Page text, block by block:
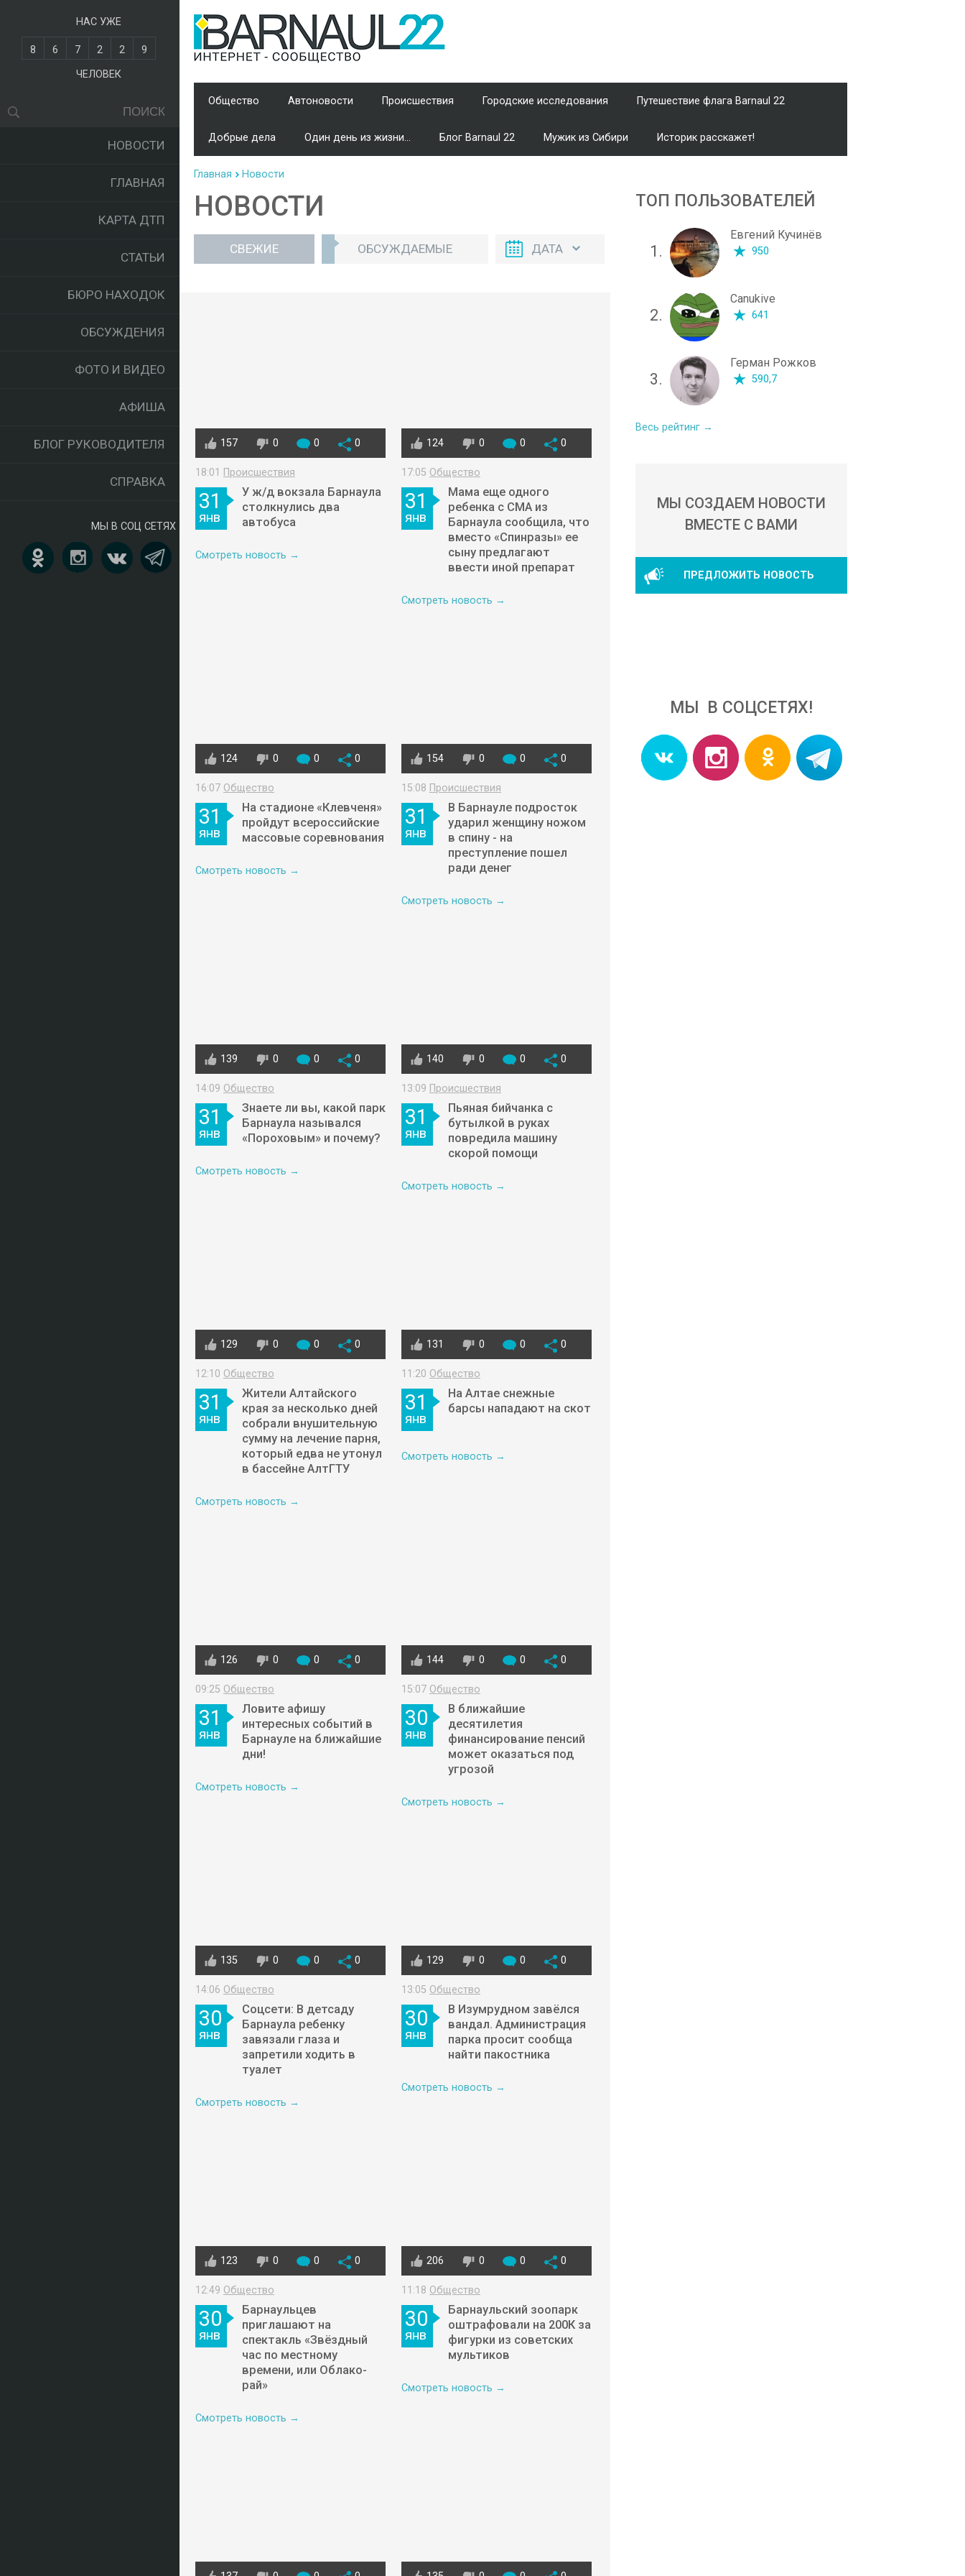
НАС УЖЕ
8 6 7 2 2
9
ЧЕЛОВЕК
НОВОСТИ
ГЛАВНАЯ
КАРТА ДТП
СТАТЬИ
БЮРО НАХОДОК
ОБСУЖДЕНИЯ
ФОТО И ВИДЕО
АФИША
БЛОГ РУКОВОДИТЕЛЯ
СПРАВКА
МЫ В СОЦ СЕТЯХ
Общество Автоновости Происшествия Городские исследования Путешествие флага Barnaul 22
Добрые дела Один день из жизни... Блог Barnaul 22 Мужик из Сибири Историк расскажет!
Главная Новости
НОВОСТИ
СВЕЖИЕ ОБСУЖДАЕМЫЕ ДАТА
157 0 0 0
18:01 Происшествия
31
янв
У ж/д вокзала Барнаула
столкнулись два
автобуса
Смотреть новость →
124 0 0 0
17:05 Общество
31
янв
Мама еще одного
ребенка с СМА из
Барнаула сообщила, что
вместо «Спинразы» ее
сыну предлагают
ввести иной препарат
Смотреть новость →
124 0 0 0
16:07 Общество
31
янв
На стадионе «Клевченя»
пройдут всероссийские
массовые соревнования
Смотреть новость →
154 0 0 0
15:08 Происшествия
31
янв
В Барнауле подросток
ударил женщину ножом
в спину - на
преступление пошел
ради денег
Смотреть новость →
139 0 0 0
14:09 Общество
31
янв
Знаете ли вы, какой парк
Барнаула назывался
«Пороховым» и почему?
Смотреть новость →
140 0 0 0
13:09 Происшествия
31
янв
Пьяная бийчанка с
бутылкой в руках
повредила машину
скорой помощи
Смотреть новость →
129 0 0 0
12:10 Общество
31
янв
Жители Алтайского
края за несколько дней
собрали внушительную
сумму на лечение парня,
который едва не утонул
в бассейне АлтГТУ
Смотреть новость →
131 0 0 0
11:20 Общество
31
янв
На Алтае снежные
барсы нападают на скот
Смотреть новость →
126 0 0 0
09:25 Общество
31
янв
Ловите афишу
интересных событий в
Барнауле на ближайшие
дни!
Смотреть новость →
144 0 0 0
15:07 Общество
30
янв
В ближайшие
десятилетия
финансирование пенсий
может оказаться под
угрозой
Смотреть новость →
135 0 0 0
14:06 Общество
30
янв
Соцсети: В детсаду
Барнаула ребенку
завязали глаза и
запретили ходить в
туалет
Смотреть новость →
129 0 0 0
13:05 Общество
30
янв
В Изумрудном завёлся
вандал. Администрация
парка просит сообща
найти пакостника
Смотреть новость →
123 0 0 0
12:49 Общество
30
янв
Барнаульцев
приглашают на
спектакль «Звёздный
час по местному
времени, или Облако-
рай»
Смотреть новость →
206 0 0 0
11:18 Общество
30
янв
Барнаульский зоопарк
оштрафовали на 200К за
фигурки из советских
мультиков
Смотреть новость →
ТОП ПОЛЬЗОВАТЕЛЕЙ
1.
Евгений Кучинёв
950
2.
Canukive
641
3.
Герман Рожков
590,7
Весь рейтинг →
МЫ СОЗДАЕМ НОВОСТИ
ВМЕСТЕ С ВАМИ
ПРЕДЛОЖИТЬ НОВОСТЬ
МЫ В СОЦСЕТЯХ!